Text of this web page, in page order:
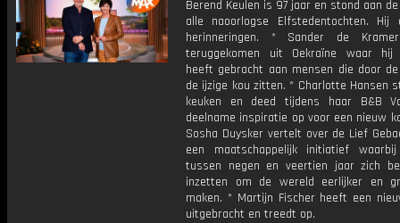
Berend Keulen is 97 jaar en stond aan
alle naoorlogse Elfstedentochten. Hij
herinneringen. * Sander de
teruggekomen uit Oekraïne waar hij
heeft gebracht aan mensen die door
de ijzige kou zitten. * Charlotte Hansen
keuken en deed tijdens haar B&B
deelname inspiratie op voor een nieuw
Sosha Duysker vertelt over de Lief
een maatschappelijk initiatief waarbij
tussen negen en veertien jaar zich
inzetten om de wereld eerlijker en
maken. * Martijn Fischer heeft een
uitgebracht en treedt op.